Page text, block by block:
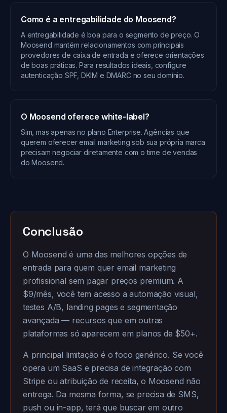
Como é a entregabilidade do Moosend?
A entregabilidade é boa para o segmento de preço. O
Moosend mantém relacionamentos com principais
provedores de caixa de entrada e oferece orientações
de boas práticas. Para resultados ideais, configure
autenticação SPF, DKIM e DMARC no seu domínio.
O Moosend oferece white-label?
Sim, mas apenas no plano Enterprise. Agências que
querem oferecer email marketing sob sua própria marca
precisam negociar diretamente com o time de vendas
do Moosend.
Conclusão
O Moosend é uma das melhores opções de
entrada para quem quer email marketing
profissional sem pagar preços premium. A
$9/mês, você tem acesso a automação visual,
testes A/B, landing pages e segmentação
avançada — recursos que em outras
plataformas só aparecem em planos de $50+.
A principal limitação é o foco genérico. Se você
opera um SaaS e precisa de integração com
Stripe ou atribuição de receita, o Moosend não
entrega. Da mesma forma, se precisa de SMS,
push ou in-app, terá que buscar em outro